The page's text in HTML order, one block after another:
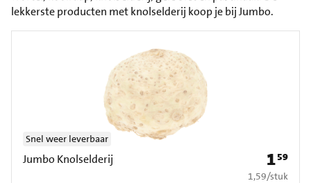
lekkerste producten met knolselderij koop je bij Jumbo.
Jumbo Knolselderij
Snel weer leverbaar
Prijs: €
159
€ 1,59 per stuk
1,59/stuk